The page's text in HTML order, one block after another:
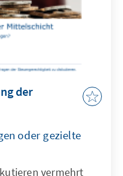
der
oder gezielte
vermehrt